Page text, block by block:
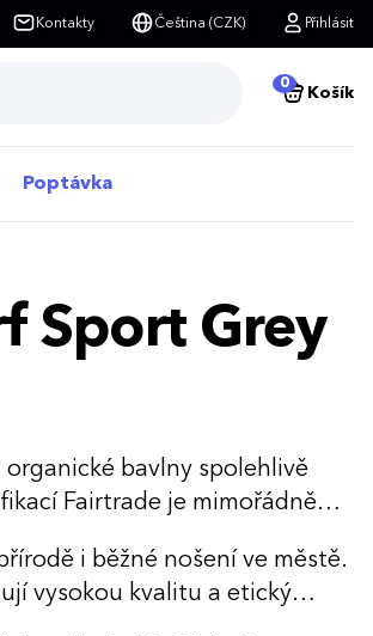
Kontakty Čeština (CZK) Přihlásit
0
Košík
Poptávka
Sport Grey
bavlny spolehlivě
Fairtrade je mimořádně
i běžné nošení ve městě.
vysokou kvalitu a etický